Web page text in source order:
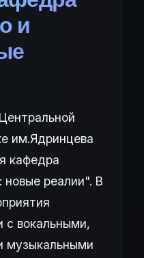
и
им.Ядринцева
кафедра
новые реалии". В
с вокальными,
музыкальными